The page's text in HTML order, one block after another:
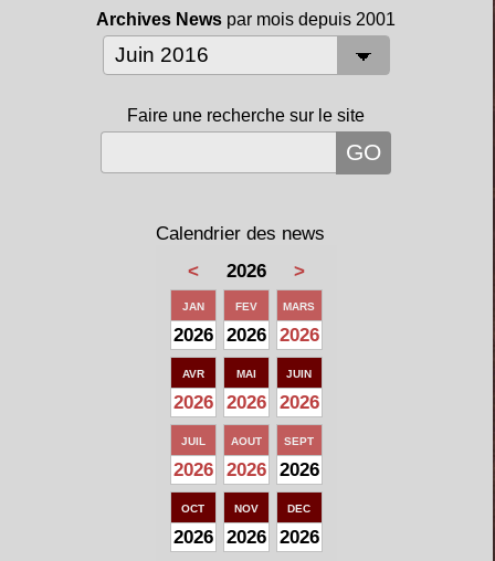
Archives News par mois depuis 2001
Faire une recherche sur le site
Calendrier des news
<
2026 >
JAN
2026
FEV
2026
MARS
2026
AVR
2026
MAI
2026
JUIN
2026
JUIL
2026
AOUT
2026
SEPT
2026
OCT
2026
NOV
2026
DEC
2026